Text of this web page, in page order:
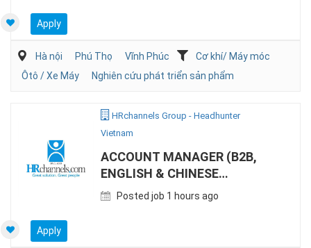
Apply
Hà nội Phú Thọ Vĩnh Phúc
Cơ khí/ Máy móc
Ôtô / Xe Máy
Nghiên cứu phát triển sản phẩm
HRchannels Group - Headhunter
Vietnam
ACCOUNT MANAGER (B2B,
ENGLISH & CHINESE
SPEAKING)
Posted job 1 hours ago
Apply